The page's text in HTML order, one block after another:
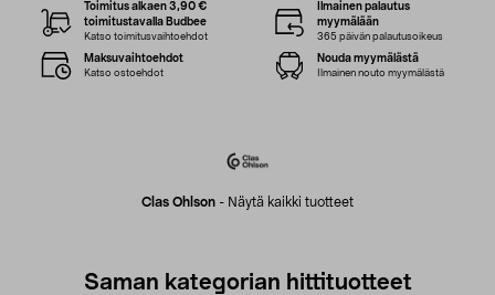
Clas Ohlson - Näytä kaikki tuotteet
Toimitus alkaen 3,90 €
toimitustavalla Budbee
Katso toimitusvaihtoehdot
Ilmainen palautus
myymälään
365 päivän palautusoikeus
Maksuvaihtoehdot
Katso ostoehdot
Nouda myymälästä
Ilmainen nouto myymälästä
Saman kategorian hittituotteet